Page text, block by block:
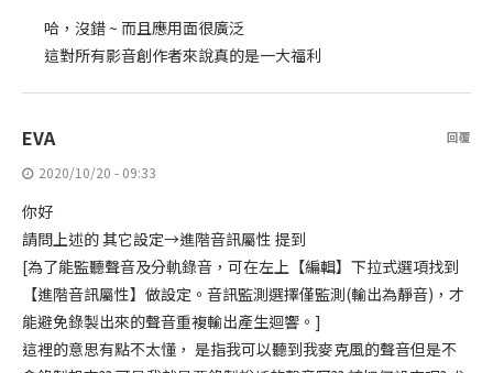
哈，沒錯 ~ 而且應用面很廣泛
這對所有影音創作者來說真的是一大福利
EVA
2020/10/20 - 09:33
你好
請問上述的 其它設定→進階音訊屬性 提到
[為了能監聽聲音及分軌錄音，可在左上【編輯】下拉式選項找到
【進階音訊屬性】做設定。音訊監測選擇僅監測(輸出為靜音)，才
能避免錄製出來的聲音重複輸出產生迴響。]
這裡的意思有點不太懂， 是指我可以聽到我麥克風的聲音但是不
回覆